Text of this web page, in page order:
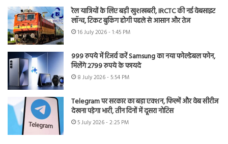
रेल यात्रियों के लिए बड़ी खुशखबरी, IRCTC की नई वेबसाइट
लॉन्च, टिकट बुकिंग होगी पहले से आसान और तेज
16 July 2026 - 1:45 PM
999 रुपये में रिजर्व करें Samsung का नया फोल्डेबल फोन,
मिलेंगे 2799 रुपये के फायदे
8 July 2026 - 5:54 PM
Telegram पर सरकार का बड़ा एक्शन, फिल्में और वेब सीरीज
देखना पड़ेगा भारी, तीन दिनों में दूसरा नोटिस
5 July 2026 - 2:25 PM